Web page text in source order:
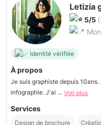
Letizia
5/5
Identité vérifiée
À propos
Je suis graphiste depuis
infographie. J'ai ... Voir plus
Services
Design de brochure